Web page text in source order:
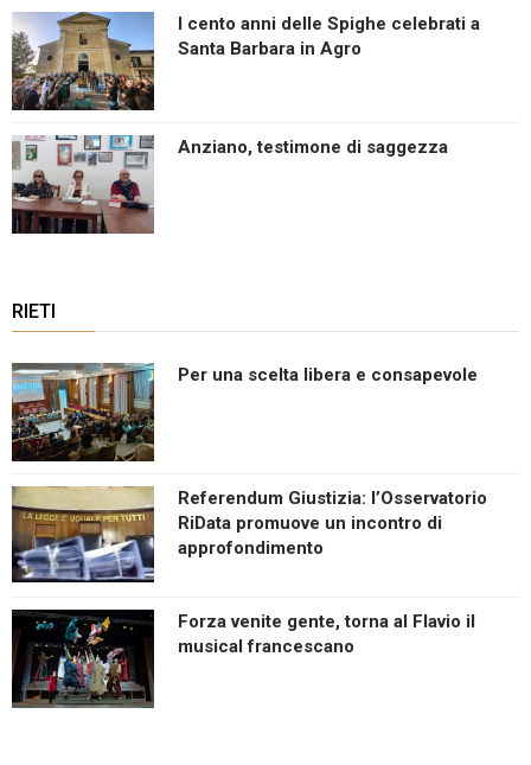
I cento anni delle Spighe celebrati a
Santa Barbara in Agro
Anziano, testimone di saggezza
RIETI
Per una scelta libera e consapevole
Referendum Giustizia: l’Osservatorio
RiData promuove un incontro di
approfondimento
Forza venite gente, torna al Flavio il
musical francescano